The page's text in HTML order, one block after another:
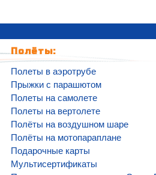
Полёты:
Полеты в аэротрубе
Прыжки с парашютом
Полеты на самолете
Полеты на вертолете
Полёты на воздушном шаре
Полёты на мотопараплане
Подарочные карты
Мультисертификаты